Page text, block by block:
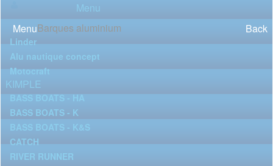
Menu
Menu
Back
Barques aluminium
Linder
Alu nautique concept
Motocraft
KIMPLE
BASS BOATS - HA
BASS BOATS - K
BASS BOATS - K&S
CATCH
RIVER RUNNER